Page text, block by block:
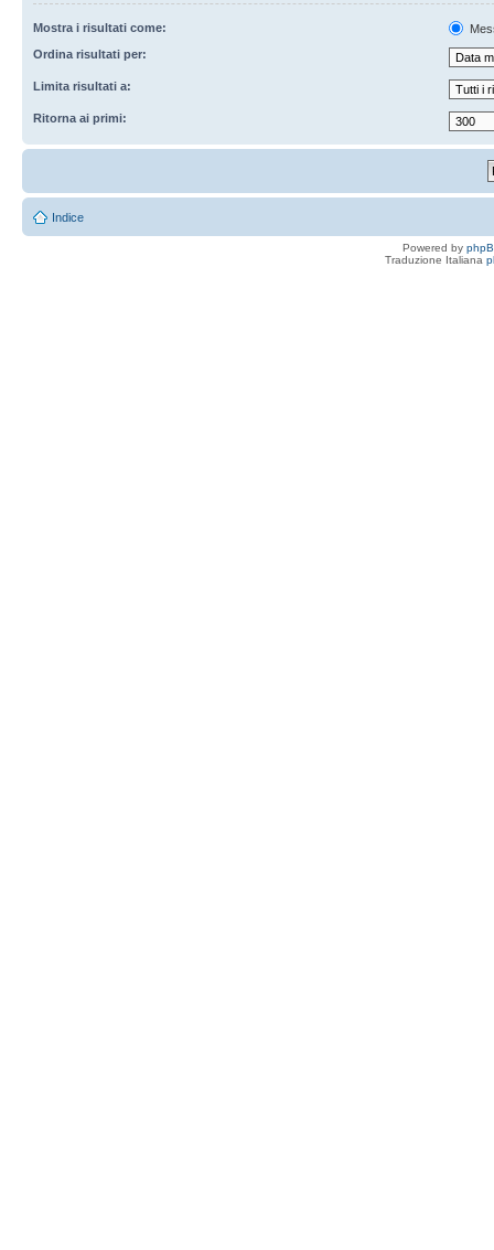
Mostra i risultati come:
Ordina risultati per:
Limita risultati a:
Ritorna ai primi:
Indice
Powered by
Traduzione Italiana